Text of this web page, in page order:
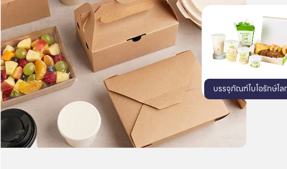
บรรจุภัณฑ์เยื่อธรรมชาติ บรรจุภัณฑ์ไบโอรักษ์โลก บรรจุภัณฑ์อาหาร